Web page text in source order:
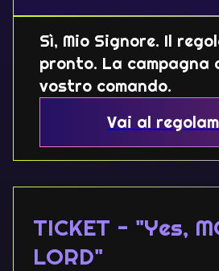
Sì, Mio Signore. Il
pronto. La campagna
vostro comando.
Vai al
TICKET - "Yes,
LORD"